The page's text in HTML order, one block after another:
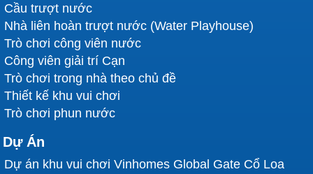
Cầu trượt nước
Nhà liên hoàn trượt nước (Water Playhouse)
Trò chơi công viên nước
Công viên giải trí Cạn
Trò chơi trong nhà theo chủ đề
Thiết kế khu vui chơi
Trò chơi phun nước
Dự Án
Dự án khu vui chơi Vinhomes Global Gate Cổ Loa